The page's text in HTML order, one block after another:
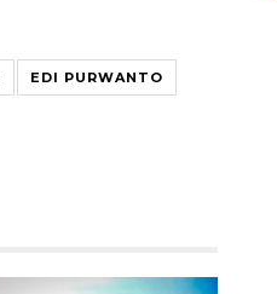
EDI PURWANTO